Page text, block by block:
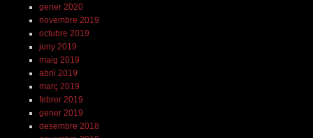
gener 2020
novembre 2019
octubre 2019
juny 2019
maig 2019
abril 2019
març 2019
febrer 2019
gener 2019
desembre 2018